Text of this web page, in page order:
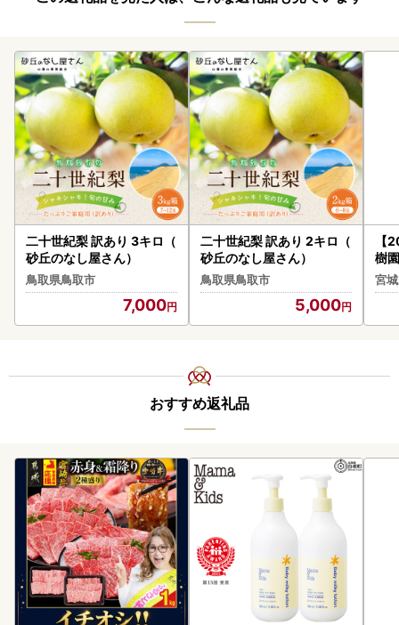
二十世紀梨 訳あり 3キロ（
砂丘のなし屋さん）
鳥取県鳥取市
7,000
二十世紀梨 訳あり 2キロ（
砂丘のなし屋さん）
鳥取県鳥取市
5,000
【
樹
10
宮
おすすめ返礼品